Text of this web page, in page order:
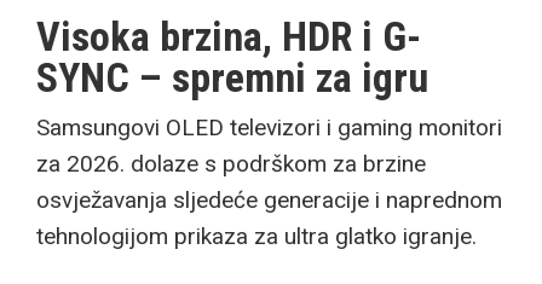
Visoka brzina, HDR i G-
SYNC – spremni za igru
Samsungovi OLED televizori i gaming monitori
za 2026. dolaze s podrškom za brzine
osvježavanja sljedeće generacije i naprednom
tehnologijom prikaza za ultra glatko igranje.